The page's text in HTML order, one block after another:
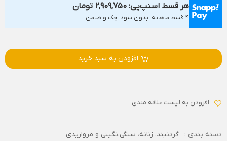
هر قسط اسنپ‌پی: 2,909,750 تومان
۴ قسط ماهانه. بدون سود، چک و ضامن.
افزودن به سبد خرید
افزودن به لیست علاقه مندی
دسته بندی : گردنبند، زنانه، سنگی،نگینی و مرواریدی